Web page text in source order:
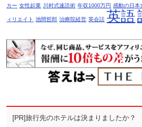
カー 女性起業 川村式速読術 年収1000万円 感動の日本
ィリエイト 池間哲郎 治療院経営 英会話 英語
[PR]旅行先のホテルは決まりましたか？